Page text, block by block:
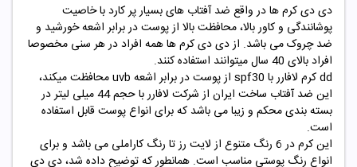
دی دی کرم ها در واقع ضد آفتاب های بسیار پر کارد با خاصیت
پوشانندگی و کاور بالا، محافظت بالا از پوست در برابر اشعه خورشید و
ضد چروک می باشد. از دی دی کرم ها همه افراد در هر سنی مخصوصا
افراد بالای 40 سال میتوانند استفاده کنند.
dd کرم لافارر با spf30 از پوست در برابر اشعه uvb محافظت میکند،
این ضد آفتاب ساخت ایران از شرکت لافارر با حجم 44 میلی لیتر در
بسته بندی محکم و زیبا می باشد که برای انواع پوست قابل استفاده
است.
این کرم در 6 رنگ متنوع از لایت رز تا رنگ کاراملی می باشد و برای
انواع رنگ پوستی مناسب است. همانطور که توضیح داده شد، دی دی